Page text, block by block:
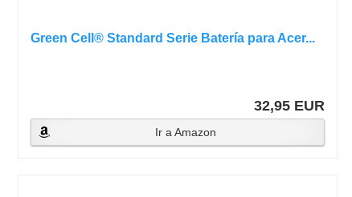
Green Cell® Standard Serie Batería para Acer...
32,95 EUR
Ir a Amazon